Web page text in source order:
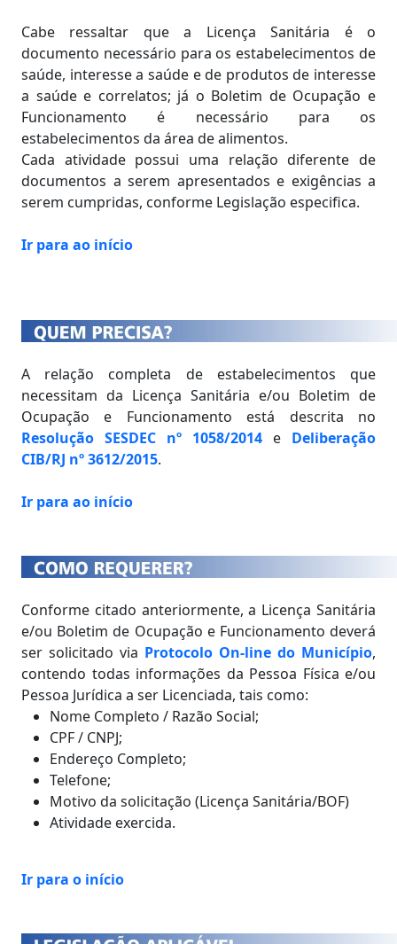
Cabe ressaltar que a Licença Sanitária é o
documento necessário para os estabelecimentos de
saúde, interesse a saúde e de produtos de interesse
a saúde e correlatos; já o Boletim de Ocupação e
Funcionamento é necessário para os
estabelecimentos da área de alimentos.
Cada atividade possui uma relação diferente de
documentos a serem apresentados e exigências a
serem cumpridas, conforme Legislação especifica.
Ir para ao início
A relação completa de estabelecimentos que
necessitam da Licença Sanitária e/ou Boletim de
Ocupação e Funcionamento está descrita no
Resolução SESDEC nº 1058/2014 e Deliberação
CIB/RJ nº 3612/2015.
Ir para ao início
Conforme citado anteriormente, a Licença Sanitária
e/ou Boletim de Ocupação e Funcionamento deverá
ser solicitado via Protocolo On-line do Município,
contendo todas informações da Pessoa Física e/ou
Pessoa Jurídica a ser Licenciada, tais como:
Nome Completo / Razão Social;
CPF / CNPJ;
Endereço Completo;
Telefone;
Motivo da solicitação (Licença Sanitária/BOF)
Atividade exercida.
Ir para o início